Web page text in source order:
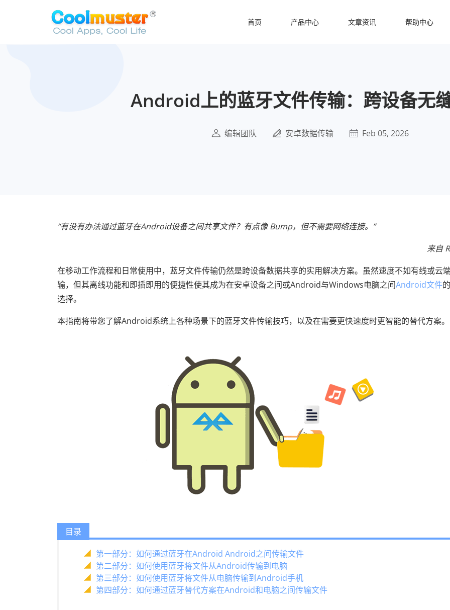
首页 产品中心 文章资讯 帮助中心
Android上的蓝牙文件传输：跨设备无
编辑团队 安卓数据传输 Feb 05, 2026
“有没有办法通过蓝牙在Android设备之间共享文件？有点像 Bump，但不需要网络连接。”
来自
在移动工作流程和日常使用中，蓝牙文件传输仍然是跨设备数据共享的实用解决方案。虽然速度不如有线或云
输，但其离线功能和即插即用的便捷性使其成为在安卓设备之间或Android与Windows电脑之间Android文件
选择。
本指南将带您了解Android系统上各种场景下的蓝牙文件传输技巧，以及在需要更快速度时更智能的替代方案。
目录
第一部分：如何通过蓝牙在Android Android之间传输文件
第二部分：如何使用蓝牙将文件从Android传输到电脑
第三部分：如何使用蓝牙将文件从电脑传输到Android手机
第四部分：如何通过蓝牙替代方案在Android和电脑之间传输文件